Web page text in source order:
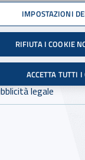
X
Dove cercare:
legale
IMPOSTAZIONI
RIFIUTA I COOKIE
ACCETTA TUTTI I